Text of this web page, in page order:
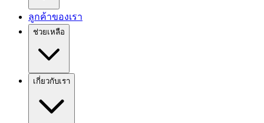
ลูกค้าของเรา
ช่วยเหลือ
เกี่ยวกับเรา